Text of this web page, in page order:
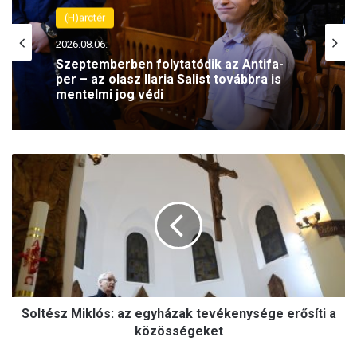
(H)arctér
2026.08.06.
Szeptemberben folytatódik az Antifa-
per – az olasz Ilaria Salist továbbra is
mentelmi jog védi
S
t
M
i
Soltész Miklós: az egyházak tevékenysége erősíti a
közösségeket